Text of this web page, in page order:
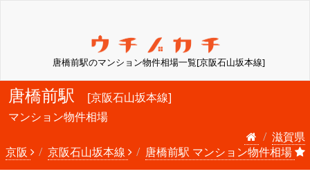
唐橋前駅のマンション物件相場一覧[京阪石山坂本線]
唐橋前駅
[京阪石山坂本線]
マンション物件相場
滋賀県
京阪
京阪石山坂本線 唐橋前駅 マンション物件相場